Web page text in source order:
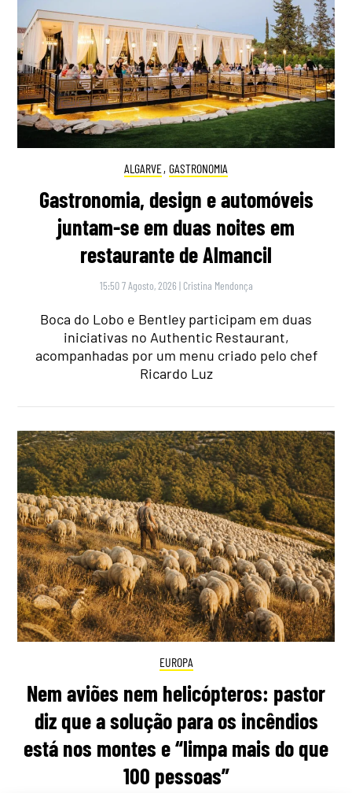
ALGARVE, GASTRONOMIA
Gastronomia, design e automóveis
juntam-se em duas noites em
restaurante de Almancil
15:50 7 Agosto, 2026 | Cristina Mendonça
Boca do Lobo e Bentley participam em duas
iniciativas no Authentic Restaurant,
acompanhadas por um menu criado pelo chef
Ricardo Luz
EUROPA
Nem aviões nem helicópteros: pastor
diz que a solução para os incêndios
está nos montes e “limpa mais do que
100 pessoas”